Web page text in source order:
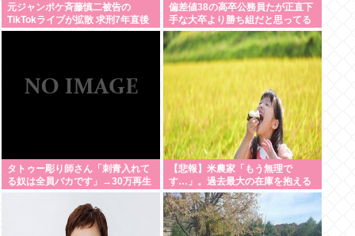
元ジャンポケ斉藤慎二被告の
TikTokライブが拡散 求刑7年直後
にうつろな目で高額ギフトねだり
偏差値38の高卒公務員たが正直下
手な大卒より勝ち組だと思ってる
タトゥー彫り師さん「刺青入れて
る奴は全員バカです」→30万再生
【悲報】米農家「もう無理で
す…」。過去最大の在庫を抱える
状態で新米収穫。新米価格安すぎ
て赤字に